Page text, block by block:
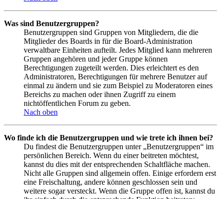
Was sind Benutzergruppen?
Benutzergruppen sind Gruppen von Mitgliedern, die die
Mitglieder des Boards in für die Board-Administration
verwaltbare Einheiten aufteilt. Jedes Mitglied kann mehreren
Gruppen angehören und jeder Gruppe können
Berechtigungen zugeteilt werden. Dies erleichtert es den
Administratoren, Berechtigungen für mehrere Benutzer auf
einmal zu ändern und sie zum Beispiel zu Moderatoren eines
Bereichs zu machen oder ihnen Zugriff zu einem
nichtöffentlichen Forum zu geben.
Nach oben
Wo finde ich die Benutzergruppen und wie trete ich ihnen bei?
Du findest die Benutzergruppen unter „Benutzergruppen“ im
persönlichen Bereich. Wenn du einer beitreten möchtest,
kannst du dies mit der entsprechenden Schaltfläche machen.
Nicht alle Gruppen sind allgemein offen. Einige erfordern erst
eine Freischaltung, andere können geschlossen sein und
weitere sogar versteckt. Wenn die Gruppe offen ist, kannst du